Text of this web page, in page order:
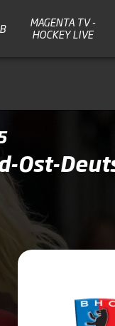
MAGENTA TV -
HOCKEY LIVE
Ost-